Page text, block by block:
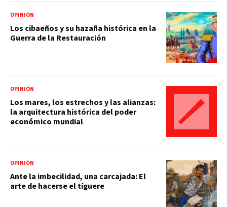
OPINIÓN
Los cibaeños y su hazaña histórica en la
Guerra de la Restauración
OPINIÓN
Los mares, los estrechos y las alianzas:
la arquitectura histórica del poder
económico mundial
OPINIÓN
Ante la imbecilidad, una carcajada: El
arte de hacerse el tíguere